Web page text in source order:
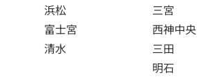
浜松
富士宮
清水
三宮
西神中央
三田
明石